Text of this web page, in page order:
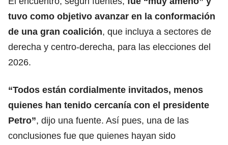
tuvo como objetivo avanzar en la conformación
de una gran coalición, que incluya a sectores de
derecha y centro-derecha, para las elecciones del
2026.
“Todos están cordialmente invitados, menos
quienes han tenido cercanía con el presidente
Petro”, dijo una fuente. Así pues, una de las
conclusiones fue que quienes hayan sido